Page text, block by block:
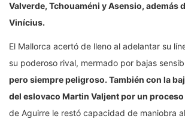
Valverde, Tchouaméni y Asensio, además
Vinícius.
El Mallorca acertó de lleno al adelantar su
su poderoso rival, mermado por bajas
pero siempre peligroso. También con la
del eslovaco Martin Valjent por un
de Aguirre le restó capacidad de maniobra